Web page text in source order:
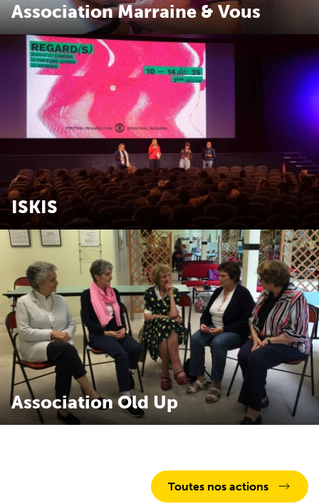
Association Marraine & Vous
Marraine & Vous offre un soutien aux familles isolées et
plus spécialement aux mères seules en développant des
liens de parrainage.
ISKIS
Association ISKIS
Association Old Up
Toutes nos actions